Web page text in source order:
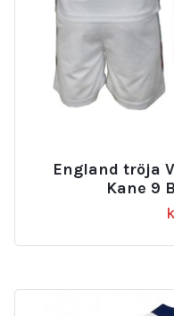
England tröja
Kane 9